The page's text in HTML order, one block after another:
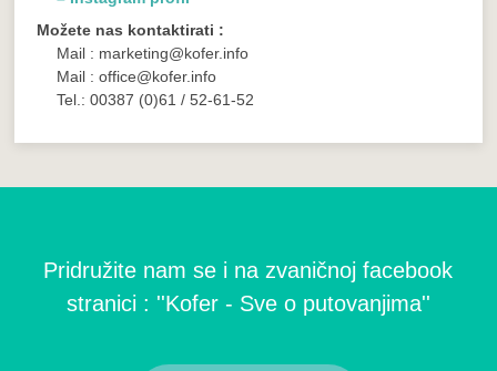
Možete nas kontaktirati :
Mail : marketing@kofer.info
Mail : office@kofer.info
Tel.: 00387 (0)61 / 52-61-52
Pridružite nam se i na zvaničnoj facebook
stranici : ''Kofer - Sve o putovanjima''